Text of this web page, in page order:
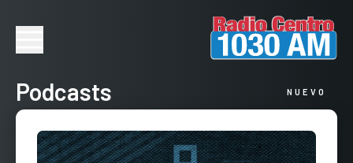
Podcasts NUEVO